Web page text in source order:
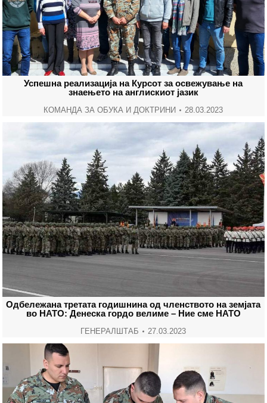
Успешна реализација на Курсот за освежување на
знаењето на англискиот јазик
КОМАНДА ЗА ОБУКА И ДОКТРИНИ 28.03.2023
Одбележана третата годишнина од членството на земјата
во НАТО: Денеска гордо велиме – Ние сме НАТО
ГЕНЕРАЛШТАБ 27.03.2023